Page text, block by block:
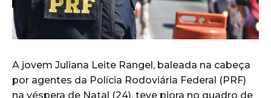
A jovem Juliana Leite Rangel, baleada na cabeça
por agentes da Polícia Rodoviária Federal (PRF)
na véspera de Natal (24), teve piora no quadro de